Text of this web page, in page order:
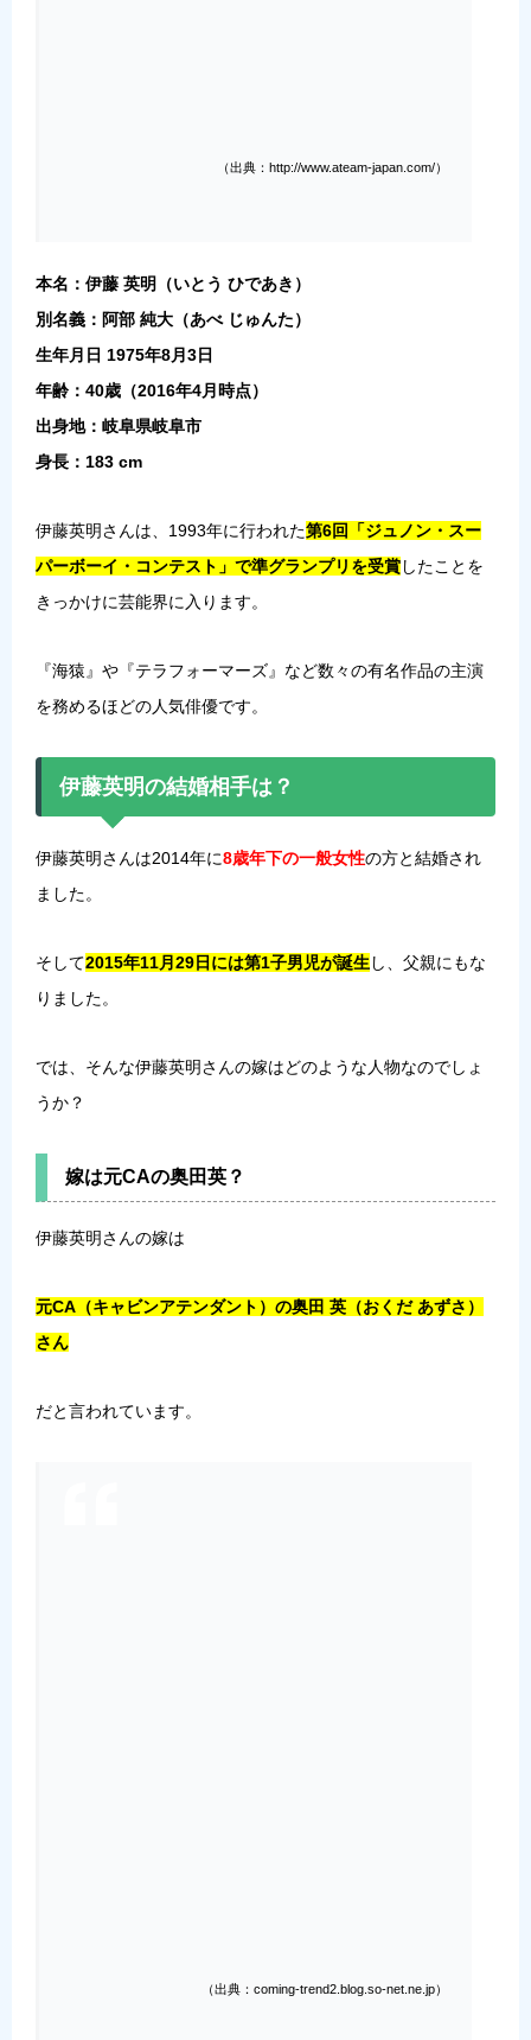
（出典：http://www.ateam-japan.com/）
本名：伊藤 英明（いとう ひであき）
別名義：阿部 純大（あべ じゅんた）
生年月日 1975年8月3日
年齢：40歳（2016年4月時点）
出身地：岐阜県岐阜市
身長：183 cm
伊藤英明さんは、1993年に行われた第6回「ジュノン・スー
パーボーイ・コンテスト」で準グランプリを受賞したことを
きっかけに芸能界に入ります。
『海猿』や『テラフォーマーズ』など数々の有名作品の主演
を務めるほどの人気俳優です。
伊藤英明の結婚相手は？
伊藤英明さんは2014年に8歳年下の一般女性の方と結婚され
ました。
そして2015年11月29日には第1子男児が誕生し、父親にもな
りました。
では、そんな伊藤英明さんの嫁はどのような人物なのでしょ
うか？
嫁は元CAの奥田英？
伊藤英明さんの嫁は
元CA（キャビンアテンダント）の奥田 英（おくだ あずさ）
さん
だと言われています。
（出典：coming-trend2.blog.so-net.ne.jp）